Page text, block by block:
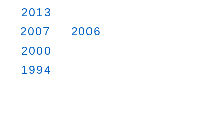
2013
2007
2006
2000
1994